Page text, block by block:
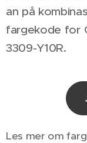
an på
fargekode for
3309-Y10R.
Les mer om